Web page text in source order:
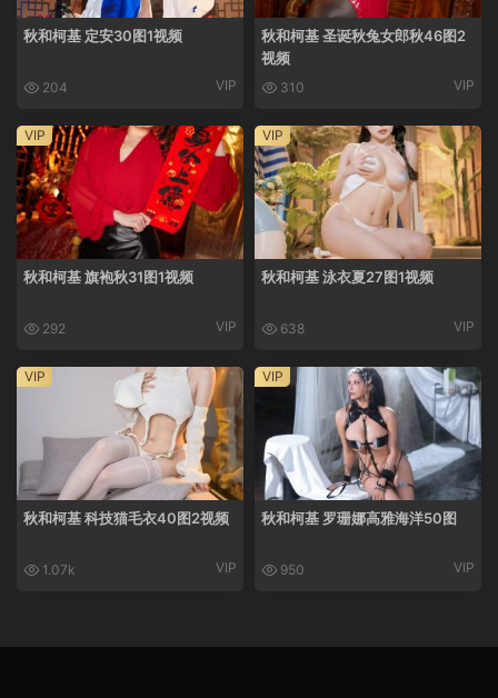
秋和柯基 定安30图1视频
204 VIP
秋和柯基 圣诞秋兔女郎秋46图2
视频
310 VIP
秋和柯基 旗袍秋31图1视频
292 VIP
VIP
秋和柯基 泳衣夏27图1视频
638 VIP
VIP
秋和柯基 科技猫毛衣40图2视频
1.07k VIP
VIP
秋和柯基 罗珊娜高雅海洋50图
950 VIP
VIP